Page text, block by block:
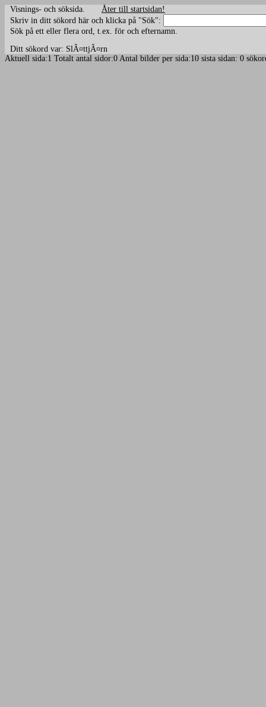
Visnings- och söksida. Åter till startsidan!
Skriv in ditt sökord här och klicka på "Sök":
Sök på ett eller flera ord, t.ex. för och efternamn.
Ditt sökord var: SlÃ¤ttjÃ¤rn
Aktuell sida:1 Totalt antal sidor:0 Antal bilder per sida:10 sista sidan: 0